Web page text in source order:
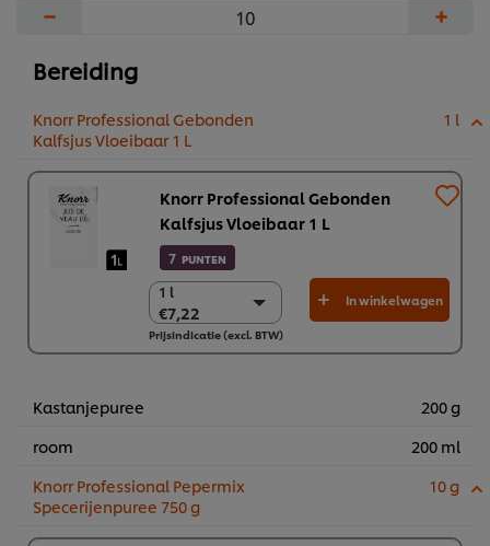
− +
Bereiding
Knorr Professional Gebonden
Kalfsjus Vloeibaar 1 L
1 l
Knorr Professional Gebonden
Kalfsjus Vloeibaar 1 L
7 PUNTEN
1 l
€7,22
1 l
€7,22
6 x 1 l
In winkelwagen
Prijsindicatie (excl. BTW)
Kastanjepuree
200 g
room
200 ml
Knorr Professional Pepermix
Specerijenpuree 750 g
10 g